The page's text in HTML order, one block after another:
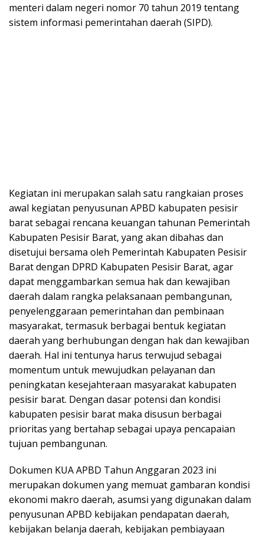
menteri dalam negeri nomor 70 tahun 2019 tentang
sistem informasi pemerintahan daerah (SIPD).
Kegiatan ini merupakan salah satu rangkaian proses
awal kegiatan penyusunan APBD kabupaten pesisir
barat sebagai rencana keuangan tahunan Pemerintah
Kabupaten Pesisir Barat, yang akan dibahas dan
disetujui bersama oleh Pemerintah Kabupaten Pesisir
Barat dengan DPRD Kabupaten Pesisir Barat, agar
dapat menggambarkan semua hak dan kewajiban
daerah dalam rangka pelaksanaan pembangunan,
penyelenggaraan pemerintahan dan pembinaan
masyarakat, termasuk berbagai bentuk kegiatan
daerah yang berhubungan dengan hak dan kewajiban
daerah. Hal ini tentunya harus terwujud sebagai
momentum untuk mewujudkan pelayanan dan
peningkatan kesejahteraan masyarakat kabupaten
pesisir barat. Dengan dasar potensi dan kondisi
kabupaten pesisir barat maka disusun berbagai
prioritas yang bertahap sebagai upaya pencapaian
tujuan pembangunan.
Dokumen KUA APBD Tahun Anggaran 2023 ini
merupakan dokumen yang memuat gambaran kondisi
ekonomi makro daerah, asumsi yang digunakan dalam
penyusunan APBD kebijakan pendapatan daerah,
kebijakan belanja daerah, kebijakan pembiayaan